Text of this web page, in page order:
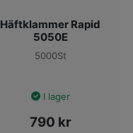
Häftklammer Rapid
5050E
5000St
I lager
790 kr